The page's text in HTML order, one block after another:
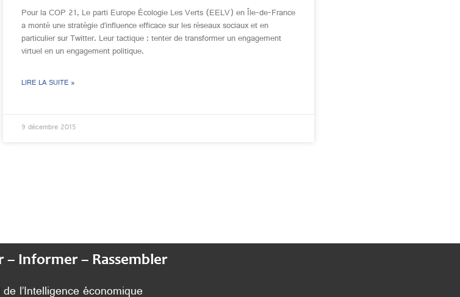
Pour la COP 21, Le parti Europe Écologie Les Verts (EELV) en Île-de-France
a monté une stratégie d’influence efficace sur les réseaux sociaux et en
particulier sur Twitter. Leur tactique : tenter de transformer un engagement
virtuel en un engagement politique.
LIRE LA SUITE »
9 décembre 2015
– Informer – Rassembler
l’Intelligence économique